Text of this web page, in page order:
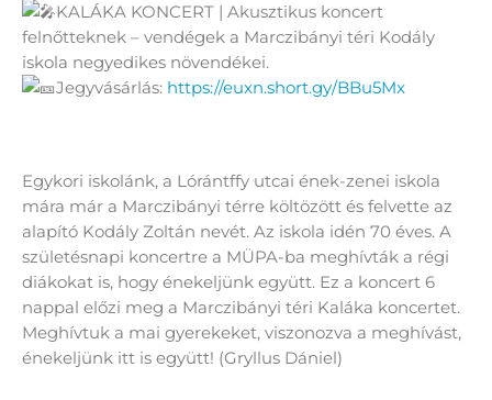
KALÁKA KONCERT | Akusztikus koncert
felnőtteknek – vendégek a Marczibányi téri Kodály
iskola negyedikes növendékei.
Jegyvásárlás: https://euxn.short.gy/BBu5Mx
Egykori iskolánk, a Lórántffy utcai ének-zenei iskola
mára már a Marczibányi térre költözött és felvette az
alapító Kodály Zoltán nevét. Az iskola idén 70 éves. A
születésnapi koncertre a MÜPA-ba meghívták a régi
diákokat is, hogy énekeljünk együtt. Ez a koncert 6
nappal előzi meg a Marczibányi téri Kaláka koncertet.
Meghívtuk a mai gyerekeket, viszonozva a meghívást,
énekeljünk itt is együtt! (Gryllus Dániel)